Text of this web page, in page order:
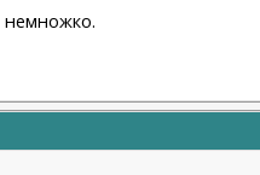
немножко.